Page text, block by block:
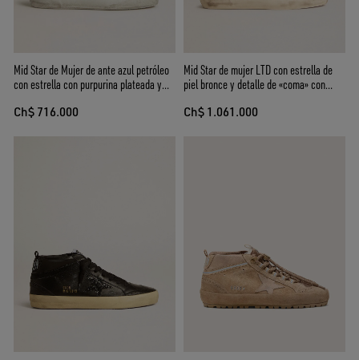
Mid Star de Mujer de ante azul petróleo
con estrella con purpurina plateada y
Ch$ 716.000
Mid Star de mujer LTD con estrella de
piel bronce y detalle de «coma» con
Ch$ 1.061.000